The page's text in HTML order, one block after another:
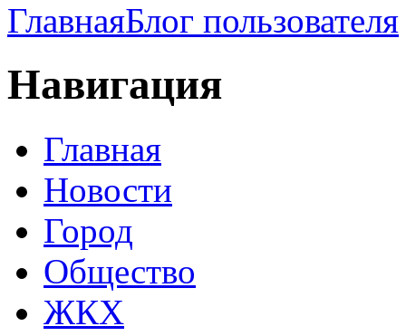
ГлавнаяБлог пользователя
Навигация
Главная
Новости
Город
Общество
ЖКХ